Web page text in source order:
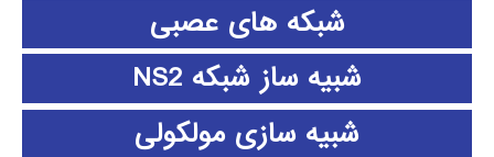
شبکه های عصبی
شبیه ساز شبکه NS2
شبیه سازی مولکولی